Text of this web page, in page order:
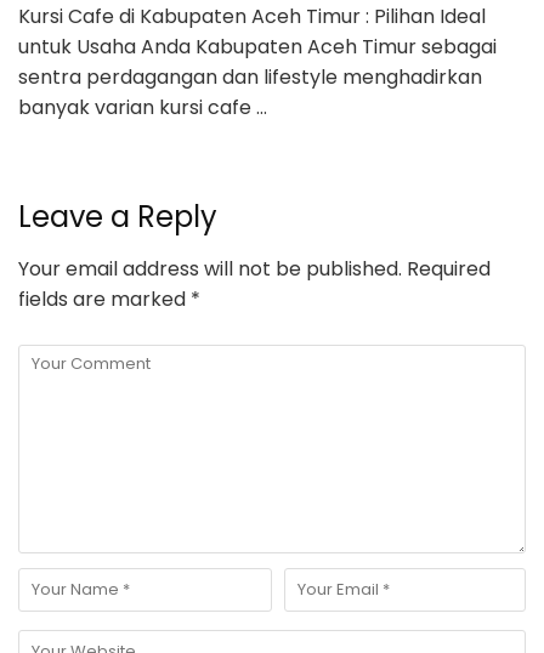
Kursi Cafe di Kabupaten Aceh Timur : Pilihan Ideal
untuk Usaha Anda Kabupaten Aceh Timur sebagai
sentra perdagangan dan lifestyle menghadirkan
banyak varian kursi cafe …
Leave a Reply
Your email address will not be published. Required
fields are marked *